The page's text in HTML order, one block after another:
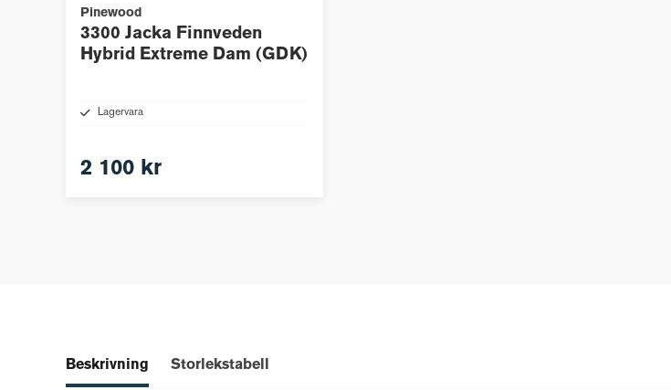
Pinewood
3300 Jacka Finnveden
Hybrid Extreme Dam (GDK)
Lagervara
2 100 kr
Beskrivning Storlekstabell